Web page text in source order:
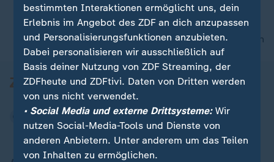
nach oben
bestimmten Interaktionen ermöglicht uns, dein
Erlebnis im Angebot des ZDF an dich anzupassen
und Personalisierungsfunktionen anzubieten.
Dabei personalisieren wir ausschließlich auf
Basis deiner Nutzung von ZDF Streaming, der
ZDFheute und ZDFtivi. Daten von Dritten werden
von uns nicht verwendet.
• Social Media und externe Drittsysteme:Wir
nutzen Social-Media-Tools und Dienste von
anderen Anbietern. Unter anderem um das Teilen
von Inhalten zu ermöglichen.